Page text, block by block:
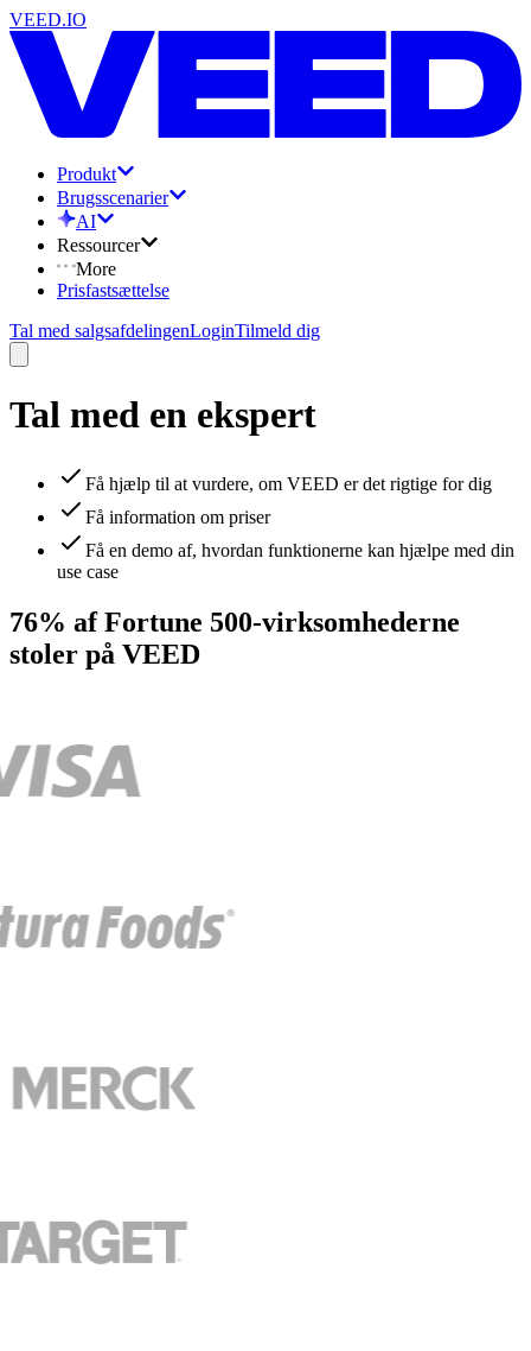
VEED.IO
Produkt
Brugsscenarier
AI
Ressourcer
More
Prisfastsættelse
Tal med salgsafdelingenLoginTilmeld dig
Tal med en ekspert
Få hjælp til at vurdere, om VEED er det rigtige for dig
Få information om priser
Få en demo af, hvordan funktionerne kan hjælpe med din
use case
76% af Fortune 500-virksomhederne
stoler på VEED